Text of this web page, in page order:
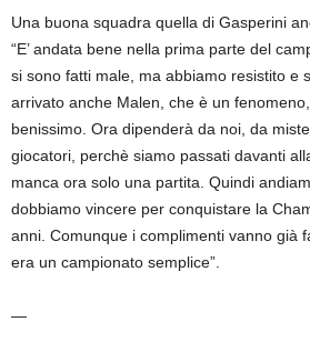
Una buona squadra quella di Gasperini
“E’ andata bene nella prima parte del
si sono fatti male, ma abbiamo resistito e
arrivato anche Malen, che è un
benissimo. Ora dipenderà da noi, da
giocatori, perchè siamo passati davanti
manca ora solo una partita. Quindi
dobbiamo vincere per conquistare la
anni. Comunque i complimenti vanno già
era un campionato semplice”.
—